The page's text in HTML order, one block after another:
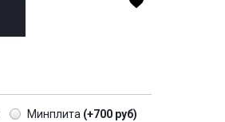
Минплита (+700 руб)